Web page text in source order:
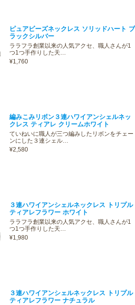
ピュアビーズネックレス ソリッドハート ブ
ラックシルバー
ララフラ創業以来の人気アクセ、職人さんが1
つ1つ手作りした天…
¥1,760
編みこみリボン３連ハワイアンシェルネッ
クレス ティアレ クリームホワイト
ていねいに職人が三つ編みしたリボンをチェー
ンにした３連シェル…
¥2,580
３連ハワイアンシェルネックレス トリプル
ティアレフラワー ホワイト
ララフラ創業以来の人気アクセ、職人さんが1
つ1つ手作りした天…
¥1,980
３連ハワイアンシェルネックレス トリプル
ティアレフラワー ナチュラル